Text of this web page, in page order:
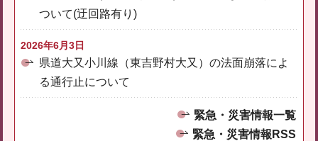
ついて(迂回路有り)
2026年6月3日
県道大又小川線（東吉野村大又）の法面崩落によ
る通行止について
緊急・災害情報一覧
緊急・災害情報RSS